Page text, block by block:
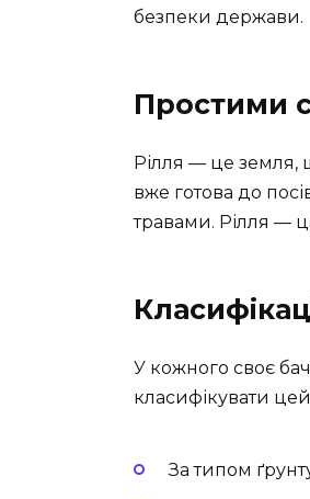
безпеки держави.
Простими
Рілля — це земля,
вже готова до
травами. Рілля —
У кожного своє
класифікувати
За типом